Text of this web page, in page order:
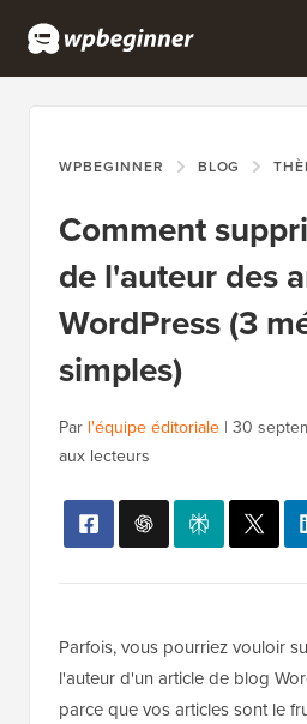
WPBEGINNER BLOG
Comment
de l'auteur des
WordPress (3
simples)
Par l'équipe éditoriale | 30
aux lecteurs
Parfois, vous pourriez vouloir
l'auteur d'un article de blog
parce que vos articles sont le